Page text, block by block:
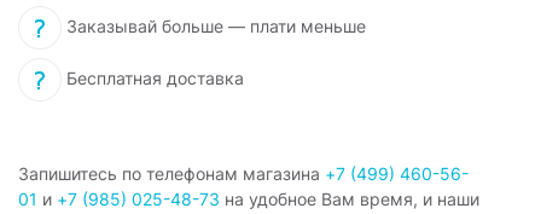
Заказывай больше — плати меньше
Бесплатная доставка
Запишитесь по телефонам магазина +7 (499) 460-56-
01 и +7 (985) 025-48-73 на удобное Вам время, и наши